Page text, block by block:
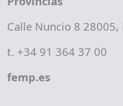
Calle Nuncio 8 28005,
t. +34 91 364 37 00
femp.es